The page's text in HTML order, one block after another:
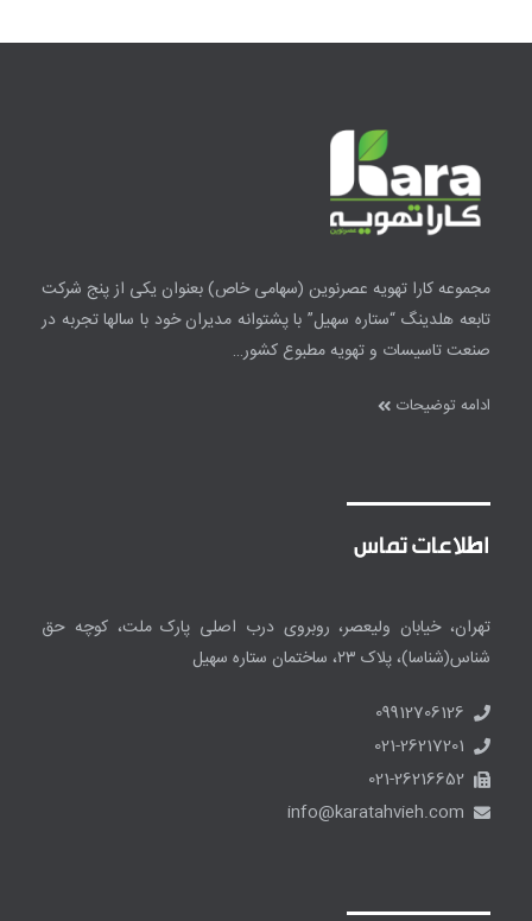
مجموعه کارا تهویه عصرنوین (سهامی خاص)بعنوان یکی از پنج شرکت
تابعه هلدینگ “ستاره سهیل” با پشتوانه مدیران خود با سالها تجربه در
صنعت تاسیسات و تهویه مطبوع کشور…
ادامه توضیحات
اطلاعات تماس
تهران، خیابان ولیعصر، روبروی درب اصلی پارک ملت، کوچه حق
شناس(شناسا)، پلاک ۲۳، ساختمان ستاره سهیل
09912706126
021-26217201
021-26216652
info@karatahvieh.com